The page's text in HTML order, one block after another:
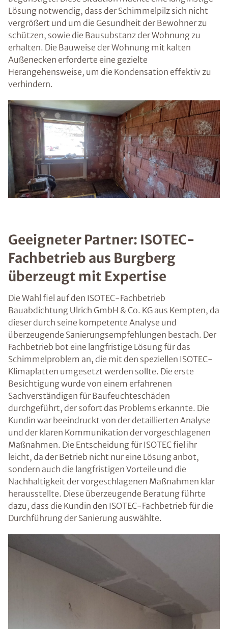
Lösung notwendig, dass der Schimmelpilz sich nicht
vergrößert und um die Gesundheit der Bewohner zu
schützen, sowie die Bausubstanz der Wohnung zu
erhalten. Die Bauweise der Wohnung mit kalten
Außenecken erforderte eine gezielte
Herangehensweise, um die Kondensation effektiv zu
verhindern.
Geeigneter Partner: ISOTEC-
Fachbetrieb aus Burgberg
überzeugt mit Expertise
Die Wahl fiel auf den ISOTEC-Fachbetrieb
Bauabdichtung Ulrich GmbH & Co. KG aus Kempten, da
dieser durch seine kompetente Analyse und
überzeugende Sanierungsempfehlungen bestach. Der
Fachbetrieb bot eine langfristige Lösung für das
Schimmelproblem an, die mit den speziellen ISOTEC-
Klimaplatten umgesetzt werden sollte. Die erste
Besichtigung wurde von einem erfahrenen
Sachverständigen für Baufeuchteschäden
durchgeführt, der sofort das Problems erkannte. Die
Kundin war beeindruckt von der detaillierten Analyse
und der klaren Kommunikation der vorgeschlagenen
Maßnahmen. Die Entscheidung für ISOTEC fiel ihr
leicht, da der Betrieb nicht nur eine Lösung anbot,
sondern auch die langfristigen Vorteile und die
Nachhaltigkeit der vorgeschlagenen Maßnahmen klar
herausstellte. Diese überzeugende Beratung führte
dazu, dass die Kundin den ISOTEC-Fachbetrieb für die
Durchführung der Sanierung auswählte.